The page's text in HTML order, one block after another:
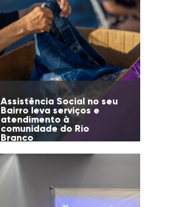
Assistência Social no seu
Bairro leva serviços e
atendimento à
comunidade do Rio
Branco